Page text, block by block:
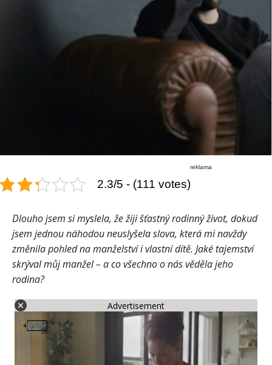
reklama
2.3/5 - (111 votes)
Dlouho jsem si myslela, že žiji šťastný rodinný život, dokud
jsem jednou náhodou neuslyšela slova, která mi navždy
změnila pohled na manželství i vlastní dítě. Jaké tajemství
skrýval můj manžel – a co všechno o nás věděla jeho
rodina?
Advertisement